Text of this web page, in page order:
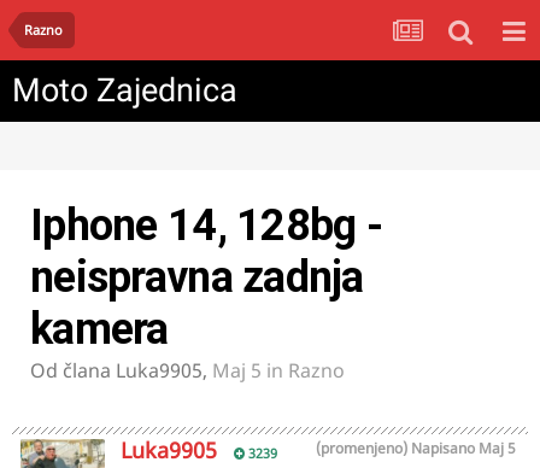
Razno
Moto Zajednica
Iphone 14, 128bg -
neispravna zadnja
kamera
Od člana Luka9905, Maj 5 in Razno
Luka9905 3239 Napisano Maj 5
(promenjeno)